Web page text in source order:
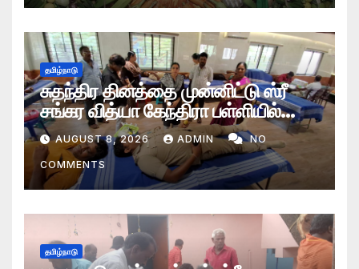
தமிழ்நாடு
சுதந்திர தினத்தை முன்னிட்டு ஸ்ரீ
சங்கர வித்யா கேந்திரா பள்ளியில்
ரத்ததான முகாம்
AUGUST 8, 2026 ADMIN NO
COMMENTS
தமிழ்நாடு